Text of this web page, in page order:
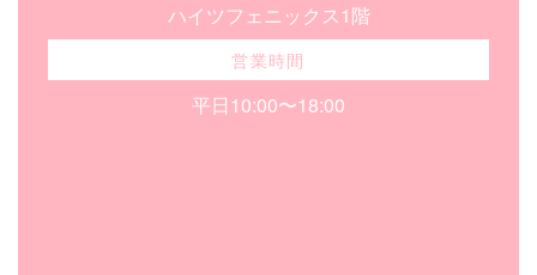
ハイツフェニックス1階
営業時間
平日10:00〜18:00